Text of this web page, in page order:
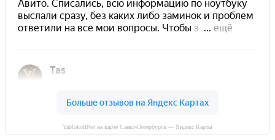
YablokoffNet на карте Санкт-Петербурга — Яндекс Карты